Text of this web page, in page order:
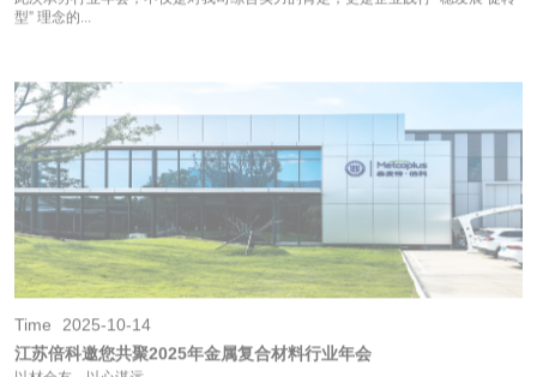
Time 2025-10-14
江苏倍科邀您共聚2025年金属复合材料行业年会
以材会友，以心谋远